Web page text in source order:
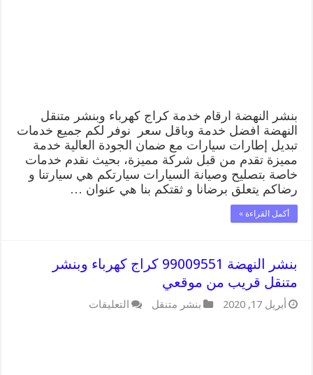
بنشر النهضة ارقام خدمة كراج كهرباء وبنشر متنقل
النهضة افضل خدمة وباقل سعر نوفر لكم جميع خدمات
تبديل إطارات سيارات مع ضمان الجودة العالية خدمة
مميزة تقدم من قبل شركة مميزة، بحيث نقدم خدمات
خاصة بتصليح وصيانة السيارات سيارتكم هي سيارتنا و
رضاكم يتعلق برضانا و ثقتكم بنا هي عنوان …
أكمل القراءة »
بنشر النهضة 99009551 كراج كهرباء وبنشر
متنقل قريب من موقعي
أبريل 17, 2020 بنشر متنقل التعليقات